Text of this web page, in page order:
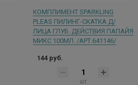
КОМПЛИМЕНТ SPARKLING
PLEAS ПИЛИНГ-СКАТКА Д/
ЛИЦА ГЛУБ. ДЕЙСТВИЯ ПАПАЙЯ
МИКС 100МЛ. /АРТ.641146/
144 руб.
шт